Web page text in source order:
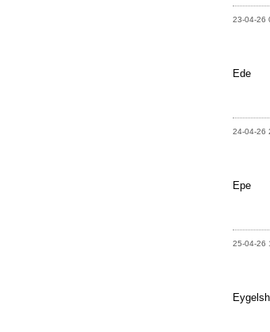
23-04-26
Ede
24-04-26
Epe
25-04-26